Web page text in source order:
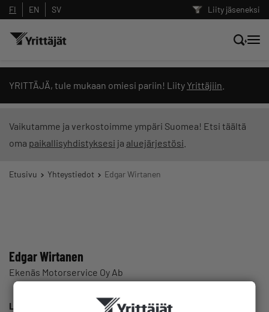
Liity jäseneksi
FI EN SV
YRITTÄJÄ, tule mukaan omiesi pariin! Liity Yrittäjiin
Vaikutamme ja verkostoimme ympäri Suomea! Etsi täältä
oma paikallisyhdistyksesi ja aluejärjestösi
Etusivu Yhteystiedot Edgar Wirtanen
Edgar Wirtanen
Ekenäs Motorservice Oy Ab
Luottamustoimi
Yrittäjien tekoälyltä